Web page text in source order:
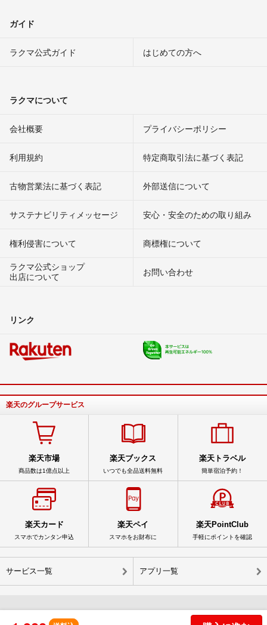
ガイド
ラクマ公式ガイド はじめての方へ
ラクマについて
会社概要 プライバシーポリシー
利用規約 特定商取引法に基づく表記
古物営業法に基づく表記 外部送信について
サステナビリティメッセージ 安心・安全のための取り組み
権利侵害について
商標権について
ラクマ公式ショップ
出店について
お問い合わせ
リンク
楽天のグループサービス
楽天市場
商品数は1億点以上
楽天ブックス
いつでも全品送料無料
楽天トラベル
簡単宿泊予約！
楽天カード
スマホでカンタン申込
楽天ペイ
スマホをお財布に
楽天PointClub
手軽にポイントを確認
サービス一覧 アプリ一覧